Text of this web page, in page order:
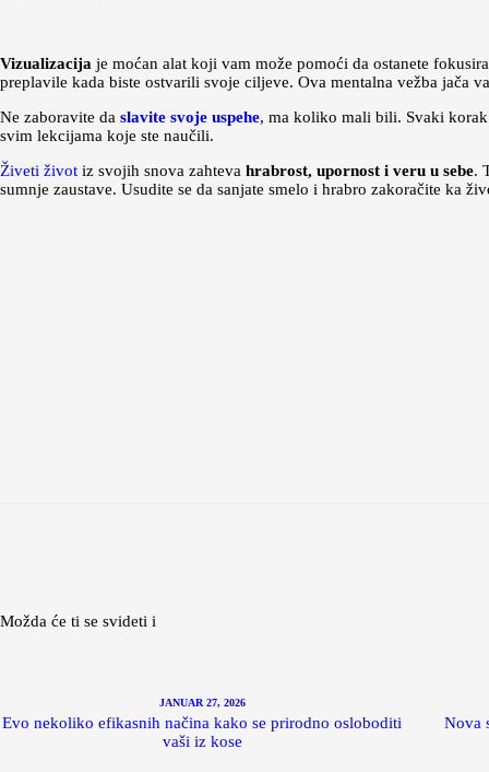
Vizualizacija je moćan alat koji vam može pomoći da ostanete
preplavile kada biste ostvarili svoje ciljeve. Ova mentalna vežba jača
Ne zaboravite da slavite svoje uspehe, ma koliko mali bili. Svaki korak
svim lekcijama koje ste naučili.
Živeti život iz svojih snova zahteva hrabrost, upornost i veru u sebe.
sumnje zaustave. Usudite se da sanjate smelo i hrabro zakoračite ka
Možda će ti se svideti i
JANUAR 27, 2026
Evo nekoliko efikasnih načina kako se prirodno osloboditi
vaši iz kose
Nova